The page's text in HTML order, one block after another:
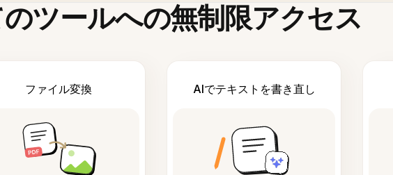
ツールへの無制限アクセス
ファイル変換 AIでテキストを書き直し